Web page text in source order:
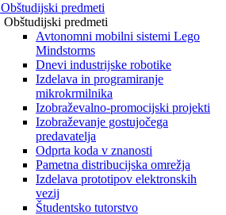
Obštudijski predmeti
Obštudijski predmeti
Avtonomni mobilni sistemi Lego
Mindstorms
Dnevi industrijske robotike
Izdelava in programiranje
mikrokrmilnika
Izobraževalno-promocijski projekti
Izobraževanje gostujočega
predavatelja
Odprta koda v znanosti
Pametna distribucijska omrežja
Izdelava prototipov elektronskih
vezij
Študentsko tutorstvo